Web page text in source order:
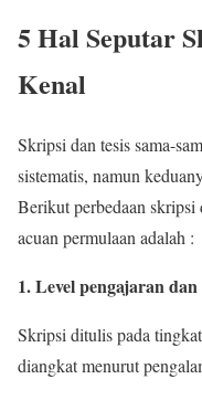
5 Hal Seputar
Kenal
Skripsi dan tesis sama-
sistematis, namun
Berikut perbedaan skripsi
acuan permulaan adalah :
1. Level pengajaran
Skripsi ditulis pada
diangkat menurut